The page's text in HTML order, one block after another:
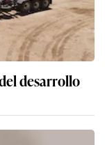
desarrollo